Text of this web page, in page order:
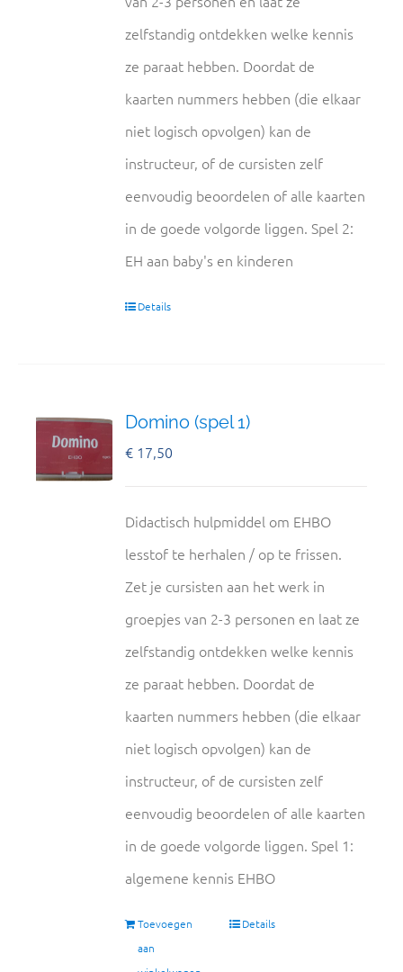
zelfstandig ontdekken welke kennis
ze paraat hebben. Doordat de
kaarten nummers hebben (die elkaar
niet logisch opvolgen) kan de
instructeur, of de cursisten zelf
eenvoudig beoordelen of alle kaarten
in de goede volgorde liggen. Spel 2:
EH aan baby's en kinderen
Details
Domino (spel 1)
€ 17,50
Didactisch hulpmiddel om EHBO
lesstof te herhalen / op te frissen.
Zet je cursisten aan het werk in
groepjes van 2-3 personen en laat ze
zelfstandig ontdekken welke kennis
ze paraat hebben. Doordat de
kaarten nummers hebben (die elkaar
niet logisch opvolgen) kan de
instructeur, of de cursisten zelf
eenvoudig beoordelen of alle kaarten
in de goede volgorde liggen. Spel 1:
algemene kennis EHBO
Toevoegen
aan
Details